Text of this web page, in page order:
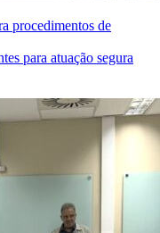
procedimentos de
para atuação segura